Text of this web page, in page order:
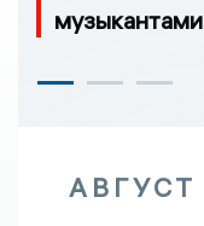
музыкантами
АВГУСТ